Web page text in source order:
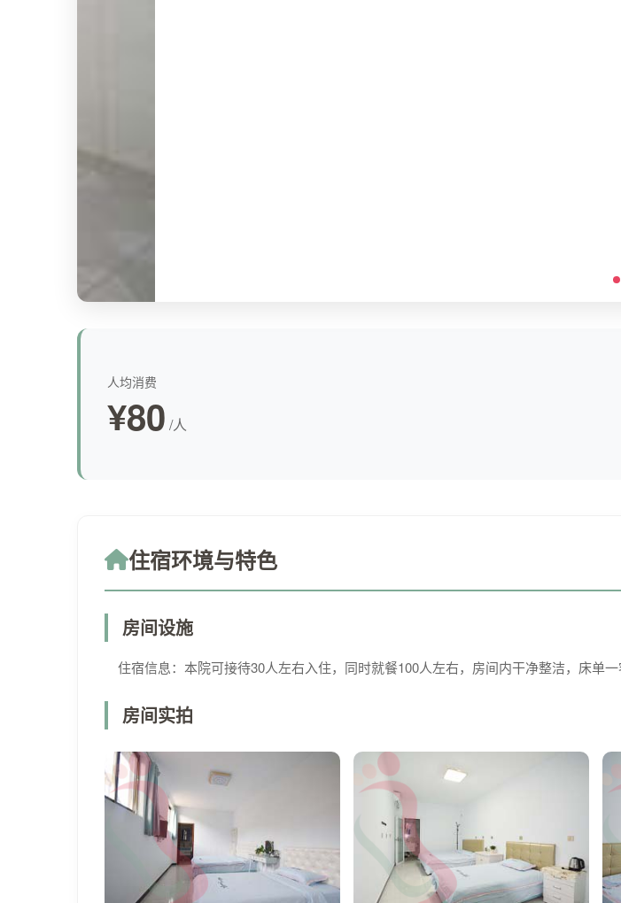
人均消费
¥80 /人
住宿环境与特色
房间设施
住宿信息：本院可接待30人左右入住，同时就餐100人左右，房间内干净整洁，床单
房间实拍